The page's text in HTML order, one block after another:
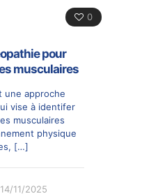
0
pour
musculaires
une approche
vise à identifer
musculaires
physique
[…]
14/11/2025